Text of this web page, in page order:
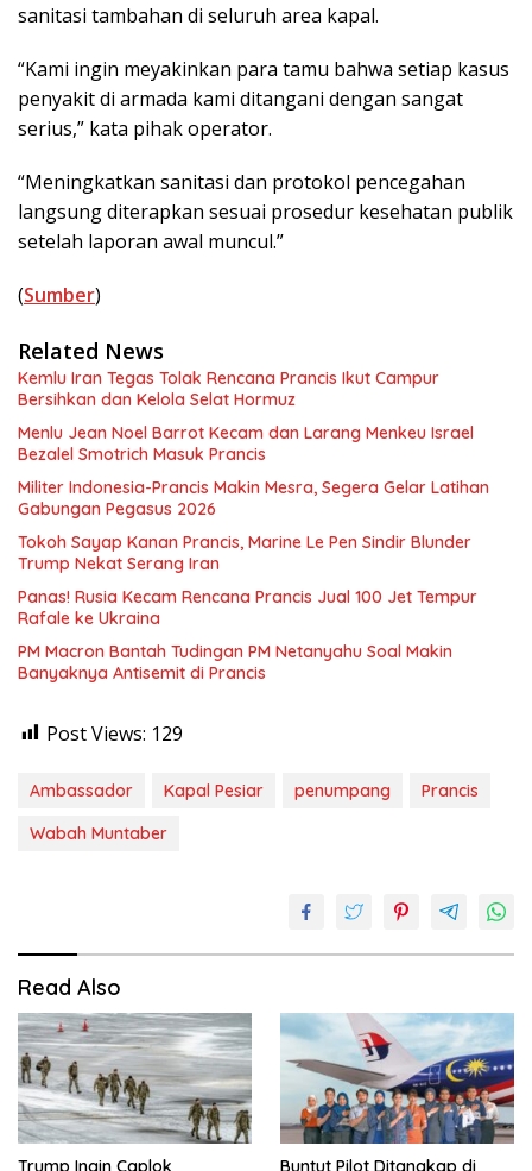
sanitasi tambahan di seluruh area kapal.
“Kami ingin meyakinkan para tamu bahwa setiap kasus
penyakit di armada kami ditangani dengan sangat
serius,” kata pihak operator.
“Meningkatkan sanitasi dan protokol pencegahan
langsung diterapkan sesuai prosedur kesehatan publik
setelah laporan awal muncul.”
(Sumber)
Related News
Kemlu Iran Tegas Tolak Rencana Prancis Ikut Campur
Bersihkan dan Kelola Selat Hormuz
Menlu Jean Noel Barrot Kecam dan Larang Menkeu Israel
Bezalel Smotrich Masuk Prancis
Militer Indonesia-Prancis Makin Mesra, Segera Gelar Latihan
Gabungan Pegasus 2026
Tokoh Sayap Kanan Prancis, Marine Le Pen Sindir Blunder
Trump Nekat Serang Iran
Panas! Rusia Kecam Rencana Prancis Jual 100 Jet Tempur
Rafale ke Ukraina
PM Macron Bantah Tudingan PM Netanyahu Soal Makin
Banyaknya Antisemit di Prancis
Post Views: 129
Ambassador Kapal Pesiar penumpang
Prancis
Wabah Muntaber
Read Also
Trump Ingin Caplok
Buntut Pilot Ditangkap di